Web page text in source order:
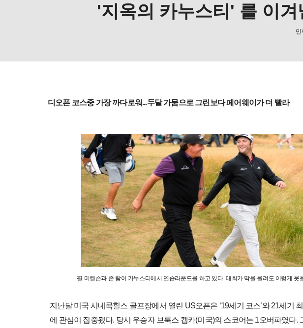
'지옥의 카누스티' 를 이
민
디오픈 코스중 가장 까다로워...두달 가뭄으로 그린보다 페어웨이가 더 빨라
필 미켈슨과 존 람이 카누스티에서 연습라운드를 하고 있다. 대회가 막을 올려도 이렇게 웃
지난달 미국 시네콕힐스 골프장에서 열린 US오픈은 ‘19세기 코스’와 21세기
에 관심이 집중됐다. 당시 우승자 브룩스 켑카(미국)의 스코어는 1오버파였다.